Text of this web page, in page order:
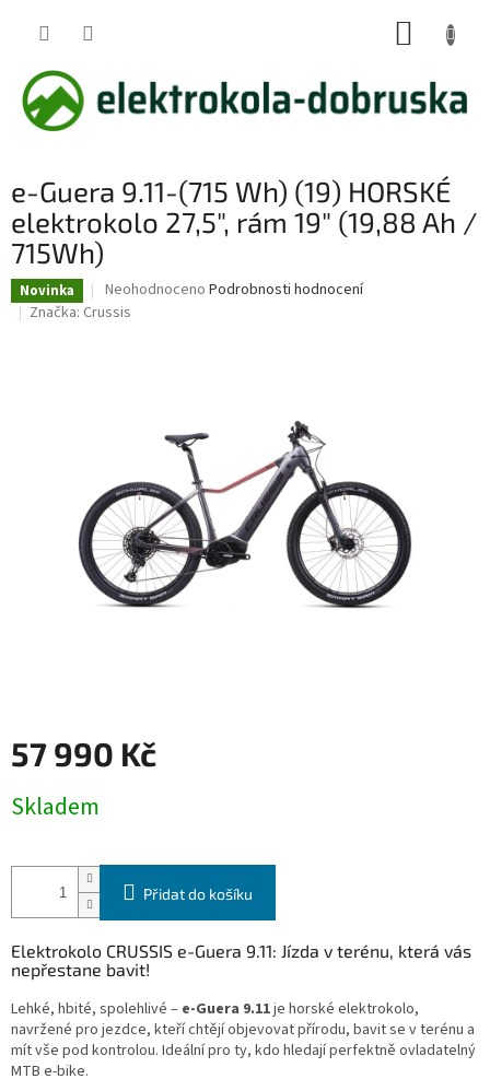
e-Guera 9.11-(715 Wh) (19) HORSKÉ
elektrokolo 27,5", rám 19" (19,88 Ah /
715Wh)
Novinka
Průměrné
hodnocení
hvězdiček.
Neohodnoceno Podrobnosti hodnocení
Značka: Crussis
57 990 Kč
cena:
Skladem
Přidat do košíku
Elektrokolo CRUSSIS e-Guera 9.11: Jízda v terénu, která vás
nepřestane bavit!
Lehké, hbité, spolehlivé – e-Guera 9.11je horské elektrokolo,
navržené pro jezdce, kteří chtějí objevovat přírodu, bavit se v terénu a
mít vše pod kontrolou. Ideální pro ty, kdo hledají perfektně ovladatelný
MTB e-bike.